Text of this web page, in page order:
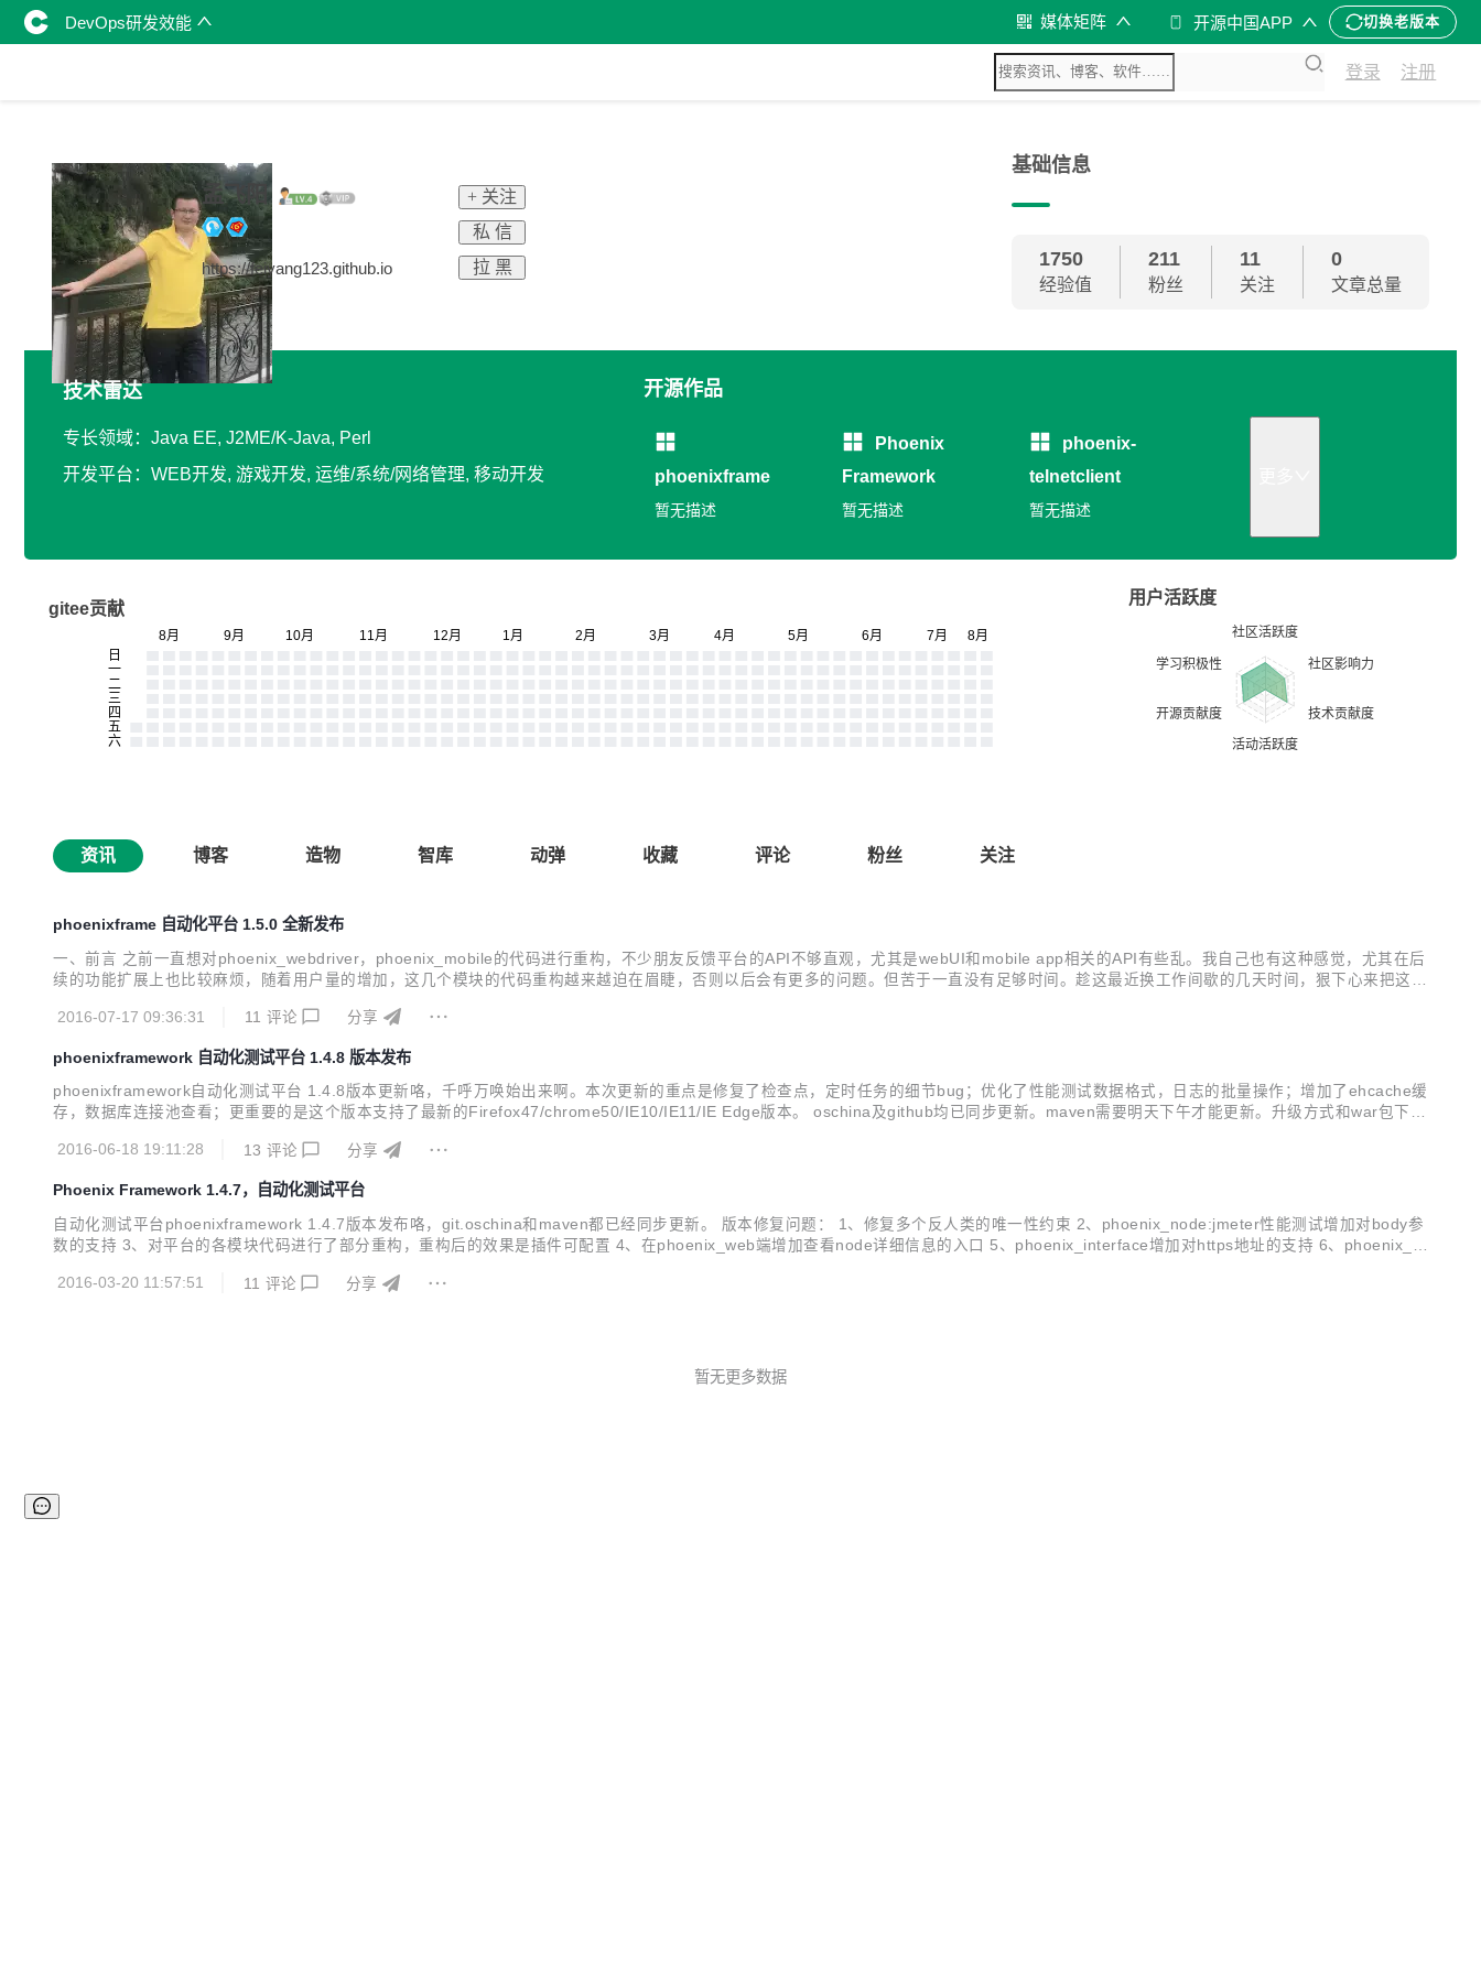
DevOps研发效能 媒体矩阵 开源中国APP 切换老版本
登录 注册
孟飞阳
https://feiyang123.github.io
+ 关注
私 信
拉 黑
基础信息
1750
经验值
211
粉丝
11
关注
0
文章总量
技术雷达
专长领域：Java EE, J2ME/K-Java, Perl
开发平台：WEB开发, 游戏开发, 运维/系统/网络管理, 移动开发
开源作品
phoenixframe
暂无描述
Phoenix
Framework
暂无描述
phoenix-
telnetclient
暂无描述
gitee贡献
用户活跃度
资讯 博客 造物 智库 动弹 收藏 评论 粉丝 关注
phoenixframe 自动化平台 1.5.0 全新发布
一、前言 之前一直想对phoenix_webdriver，phoenix_mobile的代码进行重构，不少朋友反馈平台的API不够直观，尤其是webUI和mobile app相关的API有些乱。我自己也有这种感觉，尤其在后
续的功能扩展上也比较麻烦，随着用户量的增加，这几个模块的代码重构越来越迫在眉睫，否则以后会有更多的问题。但苦于一直没有足够时间。趁这最近换工作间歇的几天时间，狠下心来把这几
的效果如下： 在dev...
2016-07-17 09:36:31 11 评论 分享
phoenixframework 自动化测试平台 1.4.8 版本发布
phoenixframework自动化测试平台 1.4.8版本更新咯，千呼万唤始出来啊。本次更新的重点是修复了检查点，定时任务的细节bug；优化了性能测试数据格式，日志的批量操作；增加了ehcache缓
存，数据库连接池查看；更重要的是这个版本支持了最新的Firefox47/chrome50/IE10/IE11/IE Edge版本。 oschina及github均已同步更新。maven需要明天下午才能更新。升级方式和war包下载
2016-06-18 19:11:28
13 评论 分享
Phoenix Framework 1.4.7，自动化测试平台
自动化测试平台phoenixframework 1.4.7版本发布咯，git.oschina和maven都已经同步更新。 版本修复问题： 1、修复多个反人类的唯一性约束 2、phoenix_node:jmeter性能测试增加对body参
数的支持 3、对平台的各模块代码进行了部分重构，重构后的效果是插件可配置 4、在phoenix_web端增加查看node详细信息的入口 5、phoenix_interface增加对https地址的支持 6、phoenix_d
2016-03-20 11:57:51
11 评论 分享
暂无更多数据